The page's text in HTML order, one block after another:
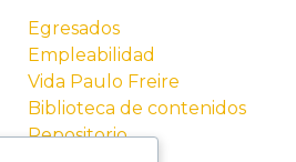
Egresados
Empleabilidad
Vida Paulo Freire
Biblioteca de contenidos
Repositorio